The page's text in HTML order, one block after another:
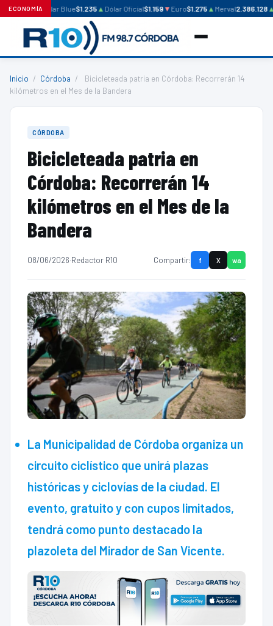
ECONOMÍADólar Blue$1.235▲Dólar Oficial$1.159▼Euro$1.275▲Merval2.386.128▲
Inicio / Córdoba /
Bicicleteada patria en Córdoba: Recorrerán 14
kilómetros en el Mes de la Bandera
CÓRDOBA
Bicicleteada patria en
Córdoba: Recorrerán 14
kilómetros en el Mes de la
Bandera
08/06/2026·Redactor R10 Compartir: f X wa
La Municipalidad de Córdoba organiza un
circuito ciclístico que unirá plazas
históricas y ciclovías de la ciudad. El
evento, gratuito y con cupos limitados,
tendrá como punto destacado la
plazoleta del Mirador de San Vicente.